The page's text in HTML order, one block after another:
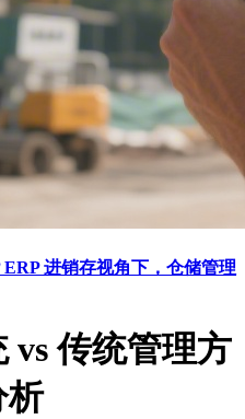
进销存视角下，仓储管理
vs 传统管理方
析